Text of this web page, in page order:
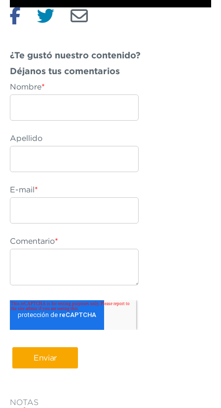
¿Te gustó nuestro contenido?
Déjanos tus comentarios
Nombre*
Apellido
E-mail*
Comentario*
NOTAS